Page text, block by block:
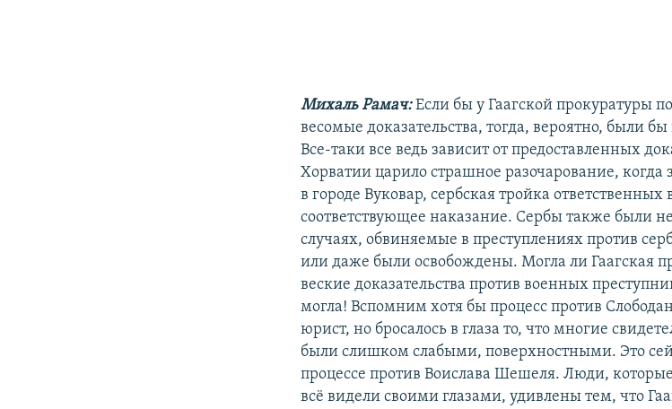
Михаль Рамач:Если бы у Гаагской прокуратуры
весомые доказательства, тогда, вероятно, были
Все-таки все ведь зависит от предоставленных
Хорватии царило страшное разочарование,
в городе Вуковар, сербская тройка
соответствующее наказание. Сербы также были
случаях, обвиняемые в преступлениях против
или даже были освобождены. Могла ли Гаагская
веские доказательства против военных
могла! Вспомним хотя бы процесс против
юрист, но бросалось в глаза то, что многие
были слишком слабыми, поверхностными. Это
процессе против Воислава Шешеля. Люди,
всё видели своими глазами, удивлены тем, что